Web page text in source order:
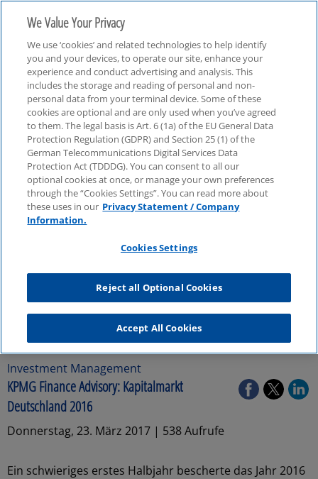
Investment Management
Investment Management
KPMG Finance Advisory: Kapitalmarkt
Deutschland 2016
Donnerstag, 23. März 2017 | 538 Aufrufe
Ein schwieriges erstes Halbjahr bescherte das Jahr 2016
We Value Your Privacy
We use ‘cookies’ and related technologies to help identify
you and your devices, to operate our site, enhance your
experience and conduct advertising and analysis. This
includes the storage and reading of personal and non-
personal data from your terminal device. Some of these
cookies are optional and are only used when you’ve agreed
to them. The legal basis is Art. 6 (1a) of the EU General Data
Protection Regulation (GDPR) and Section 25 (1) of the
German Telecommunications Digital Services Data
Protection Act (TDDDG). You can consent to all our
optional cookies at once, or manage your own preferences
through the “Cookies Settings”. You can read more about
these uses in our Privacy Statement / Company
Information.
Cookies Settings
Reject all Optional Cookies
Accept All Cookies